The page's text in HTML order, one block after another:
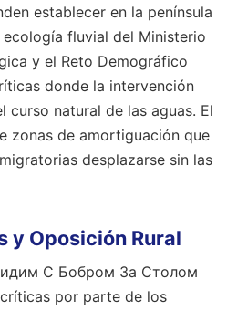
establecer en la península
fluvial del Ministerio
y el Reto Demográfico
donde la intervención
curso natural de las aguas. El
zonas de amortiguación que
desplazarse sin las
y Oposición Rural
С Бобром За Столом
por parte de los